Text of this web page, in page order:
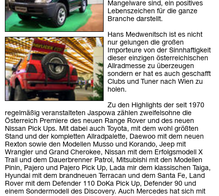
Mangelware sind, ein positives
Lebenszeichen für die ganze
Branche darstellt.
Hans Medwenitsch ist es nicht
nur gelungen die großen
Importeure von der Sinnhaftigkeit
dieser einzigen österreichischen
Allradmesse zu überzeugen
sondern er hat es auch geschafft
Clubs und Tuner nach Wien zu
holen.
Zu den Highlights der seit 1970
regelmäßig veranstalteten Jaspowa zählen zweifelsohne die
Österreich Premiere des neuen Range Rover und des neuen
Nissan Pick Ups. Mit dabei auch Toyota, mit dem wohl größten
Stand und der kompletten Allradpalette, Daewoo mit dem neuen
Rexton sowie den Modellen Musso und Korando, Jeep mit
Wrangler und Grand Cherokee, Nissan mit dem Erfolgsmodell X
Trail und dem Dauerbrenner Patrol, Mitsubishi mit den Modellen
Pinin, Pajero und Pajero Pick Up, Lada mir dem klassischen Taiga,
Hyundai mit dem brandneuen Terracan und dem Santa Fe, Land
Rover mit dem Defender 110 DoKa Pick Up, Defender 90 und
einem Sondermodell des Discovery. Auch Mercedes hat sich mit